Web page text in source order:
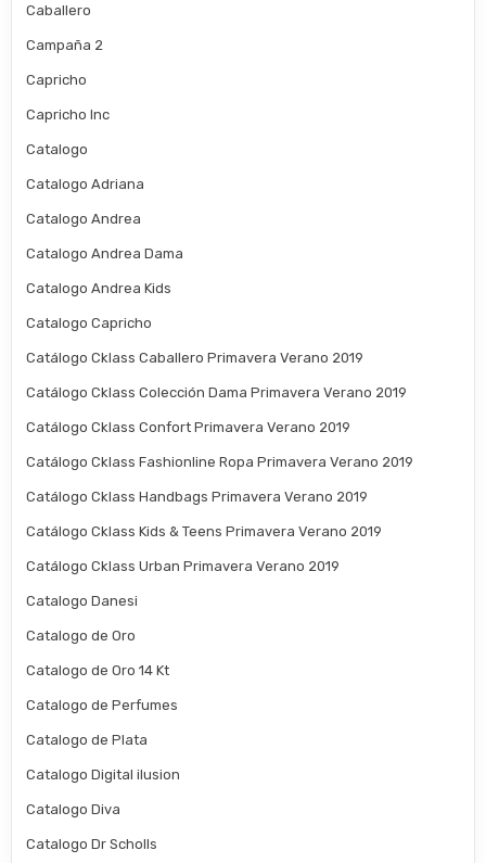
Caballero
Campaña 2
Capricho
Capricho Inc
Catalogo
Catalogo Adriana
Catalogo Andrea
Catalogo Andrea Dama
Catalogo Andrea Kids
Catalogo Capricho
Catálogo Cklass Caballero Primavera Verano 2019
Catálogo Cklass Colección Dama Primavera Verano 2019
Catálogo Cklass Confort Primavera Verano 2019
Catálogo Cklass Fashionline Ropa Primavera Verano 2019
Catálogo Cklass Handbags Primavera Verano 2019
Catálogo Cklass Kids & Teens Primavera Verano 2019
Catálogo Cklass Urban Primavera Verano 2019
Catalogo Danesi
Catalogo de Oro
Catalogo de Oro 14 Kt
Catalogo de Perfumes
Catalogo de Plata
Catalogo Digital ilusion
Catalogo Diva
Catalogo Dr Scholls